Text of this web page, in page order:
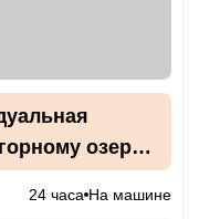
озеру
24 часа На машине